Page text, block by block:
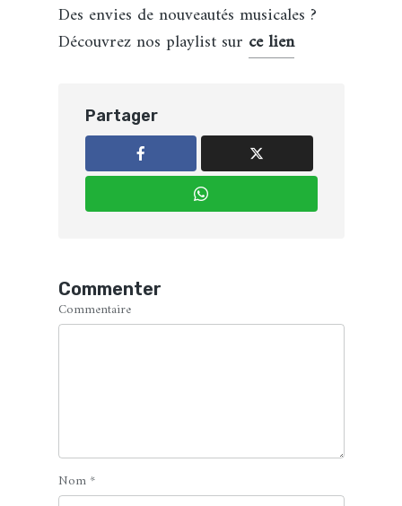
Des envies de nouveautés musicales ?
Découvrez nos playlist sur ce lien
Partager
Commenter
Commentaire
Nom *